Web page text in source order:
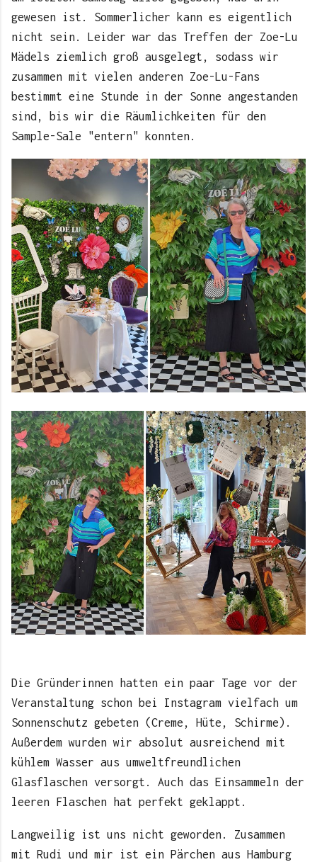
gewesen ist. Sommerlicher kann es eigentlich
nicht sein. Leider war das Treffen der Zoe-Lu
Mädels ziemlich groß ausgelegt, sodass wir
zusammen mit vielen anderen Zoe-Lu-Fans
bestimmt eine Stunde in der Sonne angestanden
sind, bis wir die Räumlichkeiten für den
Sample-Sale "entern" konnten.
Die Gründerinnen hatten ein paar Tage vor der
Veranstaltung schon bei Instagram vielfach um
Sonnenschutz gebeten (Creme, Hüte, Schirme).
Außerdem wurden wir absolut ausreichend mit
kühlem Wasser aus umweltfreundlichen
Glasflaschen versorgt. Auch das Einsammeln der
leeren Flaschen hat perfekt geklappt.
Langweilig ist uns nicht geworden. Zusammen
mit Rudi und mir ist ein Pärchen aus Hamburg